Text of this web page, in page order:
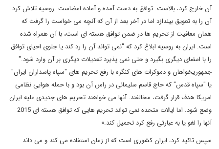
آن خارج کرد، بالاست. توافق به دست آمده و آماده امضاست. روسیه تلاش کرد
آن را به تعویق بیندازد اما در آخر بعد از آن که آنچه می خواست را گرفت که
همان معافیت از تحریم ها در ضمن توافق هسته ای است، با آن همراه شده
است. ایران به روسیه ابلاغ کرد که "نمی تواند آن را رد کند یا جلوی احیای توافق
را با امضای دیگری بگیرد و حتی نمی پذیرد تعدیلات دیگری بر آن وارد شود."
جمهوریخواهان و دموکرات های کنگره با رفع تحریم های "سپاه پاسداران ایران"
یا "سپاه قدس" که حاج قاسم سلیمانی در راس آن بود و با حمله هوایی نظامی
امریکا هدف قرار گرفت، مخالفند. آنها می خواهند تحریم های جدیدی علیه ایران
وضع شود. اما ایالات متحده نمی تواند تحریم هایی که توافق هسته ای 2015
آنها را لغو یا به عبارتی رفع کرد تحمیل کند.»
سپس تاکید کرد، ایران کشوری است که از زمان استفاده می کند و می داند